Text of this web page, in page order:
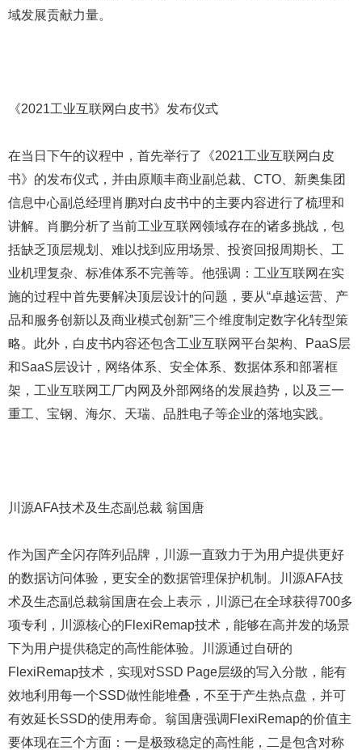
域发展贡献力量。
《2021工业互联网白皮书》发布仪式
在当日下午的议程中，首先举行了《2021工业互联网白皮
书》的发布仪式，并由原顺丰商业副总裁、CTO、新奥集团
信息中心副总经理肖鹏对白皮书中的主要内容进行了梳理和
讲解。肖鹏分析了当前工业互联网领域存在的诸多挑战，包
括缺乏顶层规划、难以找到应用场景、投资回报周期长、工
业机理复杂、标准体系不完善等。他强调：工业互联网在实
施的过程中首先要解决顶层设计的问题，要从“卓越运营、产
品和服务创新以及商业模式创新”三个维度制定数字化转型策
略。此外，白皮书内容还包含工业互联网平台架构、PaaS层
和SaaS层设计，网络体系、安全体系、数据体系和部署框
架，工业互联网工厂内网及外部网络的发展趋势，以及三一
重工、宝钢、海尔、天瑞、品胜电子等企业的落地实践。
川源AFA技术及生态副总裁 翁国唐
作为国产全闪存阵列品牌，川源一直致力于为用户提供更好
的数据访问体验，更安全的数据管理保护机制。川源AFA技
术及生态副总裁翁国唐在会上表示，川源已在全球获得700多
项专利，川源核心的FlexiRemap技术，能够在高并发的场景
下为用户提供稳定的高性能体验。川源通过自研的
FlexiRemap技术，实现对SSD Page层级的写入分散，能有
效地利用每一个SSD做性能堆叠，不至于产生热点盘，并可
有效延长SSD的使用寿命。翁国唐强调FlexiRemap的价值主
要体现在三个方面：一是极致稳定的高性能，二是包含对称